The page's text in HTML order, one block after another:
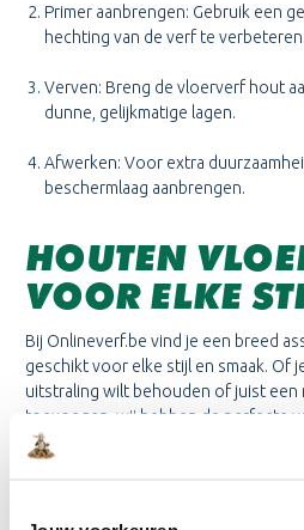
Primer aanbrengen: Gebruik een
hechting van de verf te verbeteren.
Verven: Breng de vloerverf hout
dunne, gelijkmatige lagen.
Afwerken: Voor extra
beschermlaag aanbrengen.
HOUTEN
VOOR ELKE
Bij Onlineverf.be vind je een breed
geschikt voor elke stijl en smaak. Of
uitstraling wilt behouden of juist
toevoegen, wij hebben de perfecte
Onze producten zijn niet alleen